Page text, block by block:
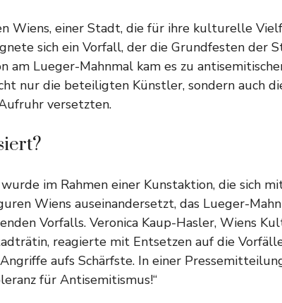
Wiens, einer Stadt, die für ihre kulturelle
sich ein Vorfall, der die Grundfesten der
am Lueger-Mahnmal kam es zu
nur die beteiligten Künstler, sondern auch
versetzten.
im Rahmen einer Kunstaktion, die sich
Wiens auseinandersetzt, das Lueger-
Vorfalls. Veronica Kaup-Hasler, Wiens
reagierte mit Entsetzen auf die
aufs Schärfste. In einer
für Antisemitismus!“